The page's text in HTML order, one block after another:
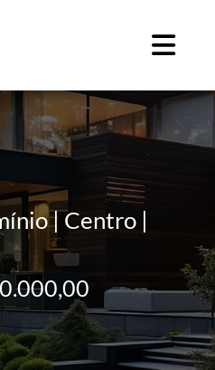
| Centro |